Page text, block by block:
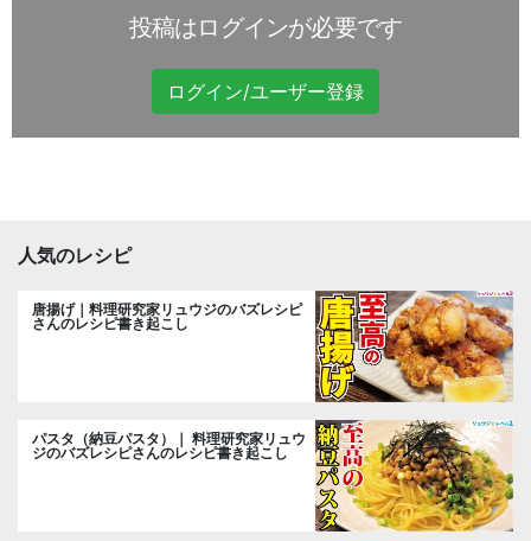
投稿はログインが必要です
ログイン/ユーザー登録
人気のレシピ
唐揚げ｜料理研究家リュウジのバズレシピ
さんのレシピ書き起こし
パスタ（納豆パスタ）｜ 料理研究家リュウ
ジのバズレシピさんのレシピ書き起こし